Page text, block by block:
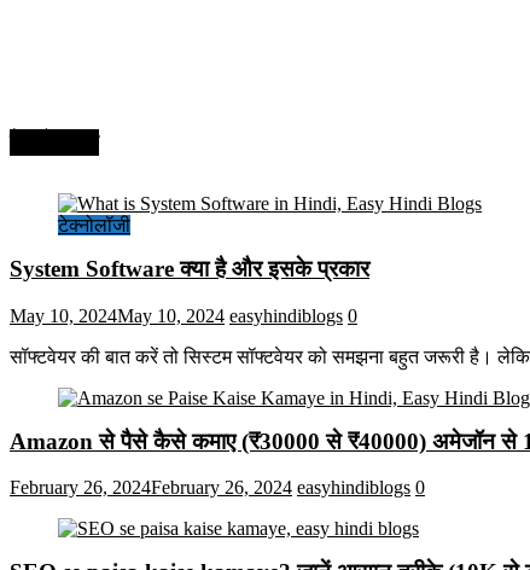
टेक्नोलॉजी
System Software क्या है और इसके प्रकार
May 10, 2024May 10, 2024 easyhindiblogs 0
सॉफ्टवेयर की बात करें तो सिस्टम सॉफ्टवेयर को समझना बहुत जरूरी है।
Amazon से पैसे कैसे कमाए (₹30000 से ₹40000) अमेजॉन से
February 26, 2024February 26, 2024 easyhindiblogs 0